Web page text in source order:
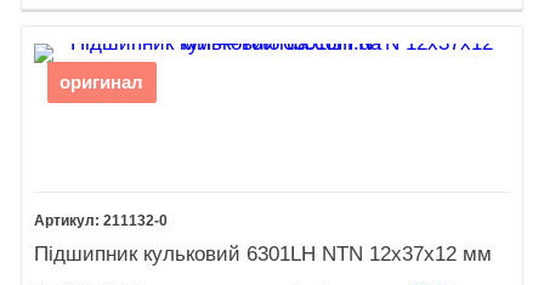
оригинал
211132-0
Підшипник кульковий 6301LH NTN 12х37х12 мм